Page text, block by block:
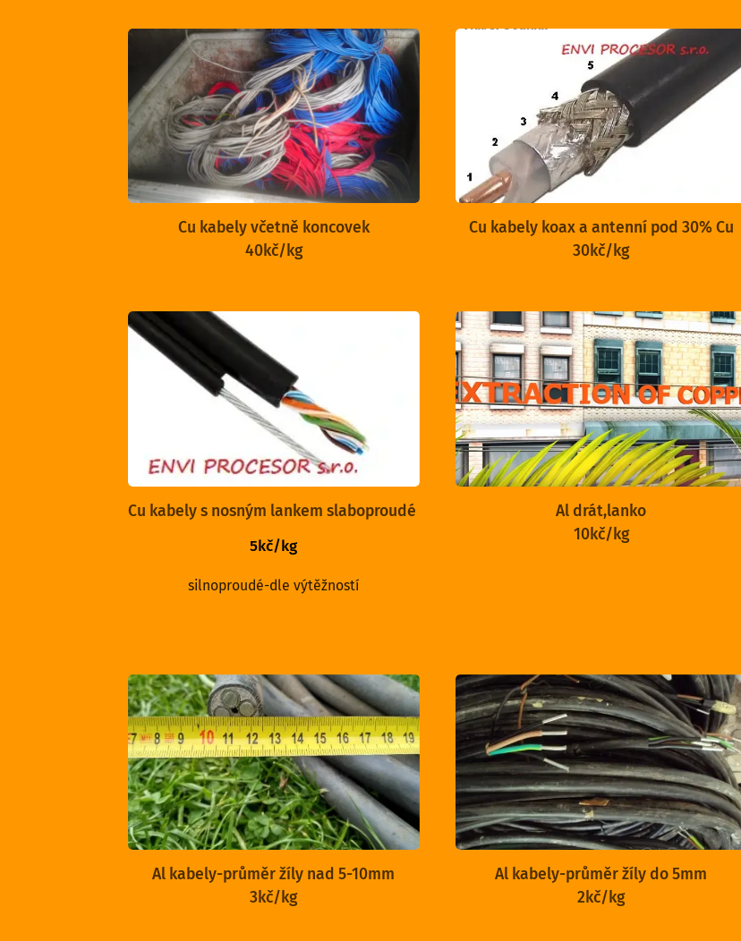
Cu kabely včetně koncovek
40kč/kg
Cu kabely koax a antenní pod 30% Cu
30kč/kg
Cu kabely s nosným lankem slaboproudé
5kč/kg
silnoproudé-dle výtěžností
Al drát,lanko
10kč/kg
Al kabely-průměr žíly nad 5-10mm
3kč/kg
Al kabely-průměr žíly do 5mm
2kč/kg